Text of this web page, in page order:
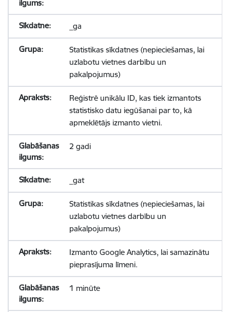
_ga
Statistikas sīkdatnes (nepieciešamas, lai
uzlabotu vietnes darbību un
pakalpojumus)
Reģistrē unikālu ID, kas tiek izmantots
statistisko datu iegūšanai par to, kā
apmeklētājs izmanto vietni.
2 gadi
_gat
Statistikas sīkdatnes (nepieciešamas, lai
uzlabotu vietnes darbību un
pakalpojumus)
Izmanto Google Analytics, lai samazinātu
pieprasījuma līmeni.
1 minūte